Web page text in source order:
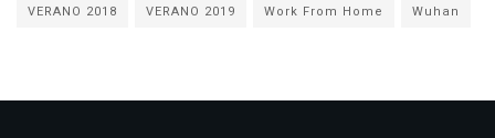
VERANO 2018
VERANO 2019 Work From Home Wuhan